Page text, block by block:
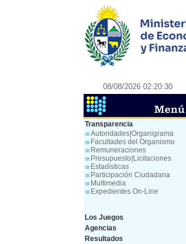
08/08/2026 02:20:30
Transparencia
Autoridades|Organigrama
Facultades del Organismo
Remuneraciones
Presupuesto|Licitaciones
Estadísticas
Participación Ciudadana
Multimedia
Expedientes On-Line
Los Juegos
Agencias
Resultados